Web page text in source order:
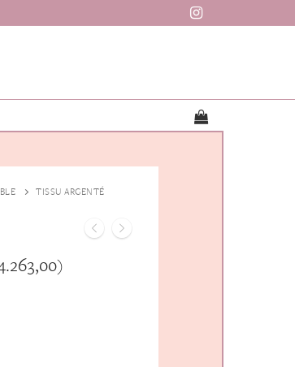
TISSU ARGENTÉ
)